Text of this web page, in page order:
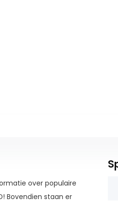
over populaire
Bovendien staan er